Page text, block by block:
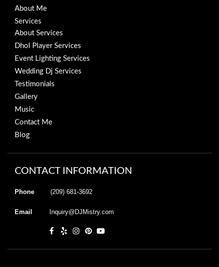
About Me
Services
About Services
Dhol Player Services
Event Lighting Services
Wedding Dj Services
Testimonials
Gallery
Music
Contact Me
Blog
CONTACT INFORMATION
Phone (209) 681-3692
Email Inquiry@DJMistry.com